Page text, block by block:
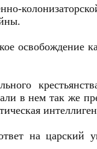
освобождение
в нем так же
на царский